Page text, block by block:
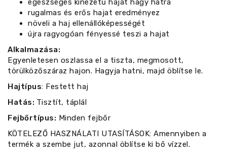
egészséges kinézetű hajat hagy hátra
rugalmas és erős hajat eredményez
növeli a haj ellenállóképességét
újra ragyogóan fényessé teszi a hajat
Alkalmazása:
Egyenletesen oszlassa el a tiszta, megmosott,
törülközőszáraz hajon. Hagyja hatni, majd öblítse le.
Hajtípus: Festett haj
Hatás: Tisztít, táplál
Fejbőrtípus: Minden fejbőr
KÖTELEZŐ HASZNÁLATI UTASÍTÁSOK: Amennyiben a
termék a szembe jut, azonnal öblítse ki bő vízzel.